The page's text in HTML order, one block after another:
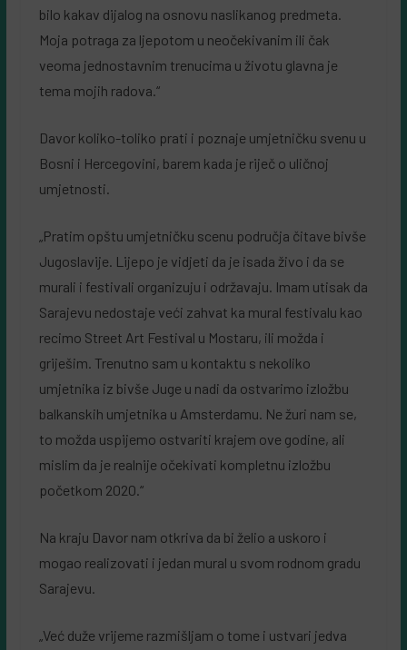
bilo kakav dijalog na osnovu naslikanog predmeta.
Moja potraga za ljepotom u neočekivanim ili čak
veoma jednostavnim trenucima u životu glavna je
tema mojih radova.“
Davor koliko-toliko prati i poznaje umjetničku svenu u
Bosni i Hercegovini, barem kada je riječ o uličnoj
umjetnosti.
„Pratim opštu umjetničku scenu područja čitave bivše
Jugoslavije. Lijepo je vidjeti da je isada živo i da se
murali i festivali organizuju i održavaju. Imam utisak da
Sarajevu nedostaje veći zahvat ka mural festivalu kao
recimo Street Art Festival u Mostaru, ili možda i
griješim. Trenutno sam u kontaktu s nekoliko
umjetnika iz bivše Juge u nadi da ostvarimo izložbu
balkanskih umjetnika u Amsterdamu. Ne žuri nam se,
to možda uspijemo ostvariti krajem ove godine, ali
mislim da je realnije očekivati kompletnu izložbu
početkom 2020.“
Na kraju Davor nam otkriva da bi želio a uskoro i
mogao realizovati i jedan mural u svom rodnom gradu
Sarajevu.
„Već duže vrijeme razmišljam o tome i ustvari jedva